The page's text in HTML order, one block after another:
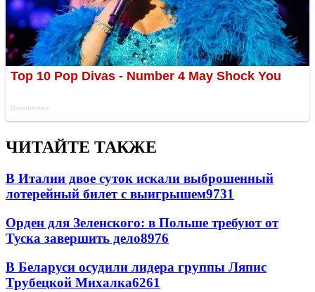
ЧИТАЙТЕ ТАКЖЕ
В Италии двое суток искали выброшенный
лотерейный билет с выигрышем9731
Орден для Зеленского: в Польше требуют от
Туска завершить дело8976
В Беларуси осудили лидера группы Ляпис
Трубецкой Михалка6261